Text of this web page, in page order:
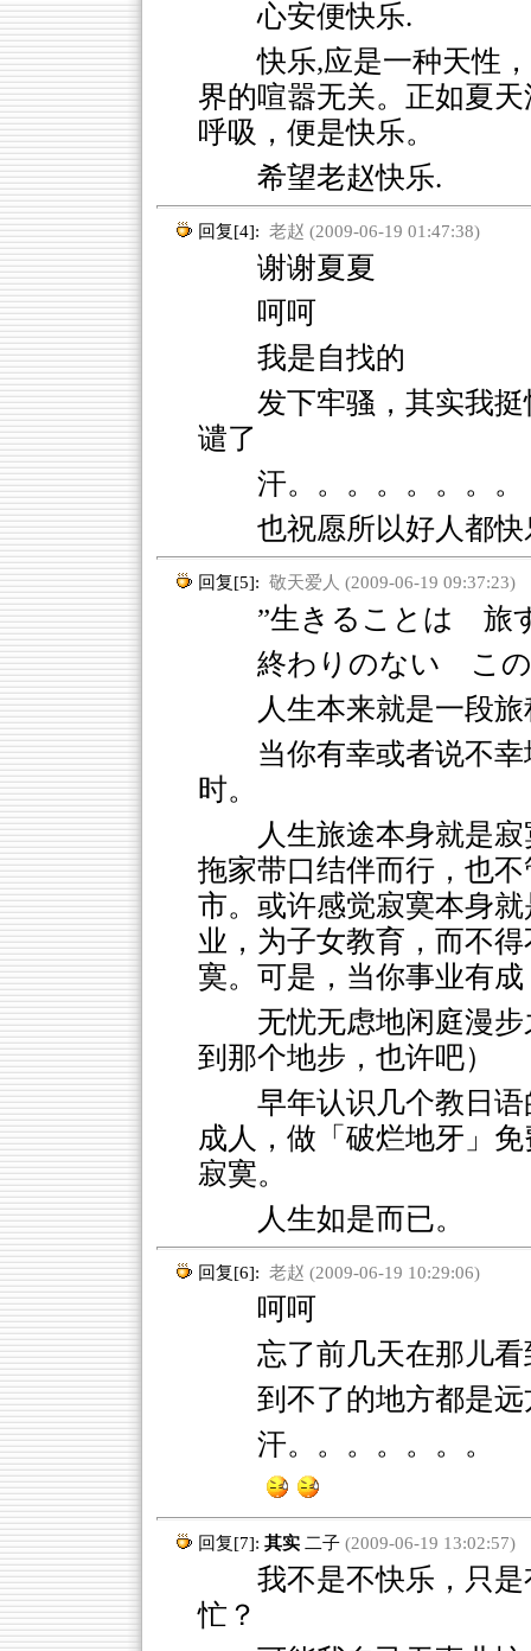
心安便快乐.
快乐,应是一种天性
界的喧嚣无关。正如夏
呼吸，便是快乐。
希望老赵快乐.
回复[4]: 老赵 (2009-06-19 01:47:38)
谢谢夏夏
呵呵
我是自找的
发下牢骚，其实我
谴了
汗。。。。。。。。
也祝愿所以好人都
回复[5]: 敬天爱人 (2009-06-19 09:37:23)
”生きることは 旅
終わりのない この
人生本来就是一段
当你有幸或者说不
时。
人生旅途本身就是
拖家带口结伴而行，也
市。或许感觉寂寞本身
业，为子女教育，而不
寞。可是，当你事业有成
无忧无虑地闲庭漫
到那个地步，也许吧）
早年认识几个教日
成人，做「破烂地牙」
寂寞。
人生如是而已。
回复[6]: 老赵 (2009-06-19 10:29:06)
呵呵
忘了前几天在那儿
到不了的地方都是
汗。。。。。。。
回复[7]: 其实 二子(2009-06-19 13:02:57)
我不是不快乐，只是
忙？